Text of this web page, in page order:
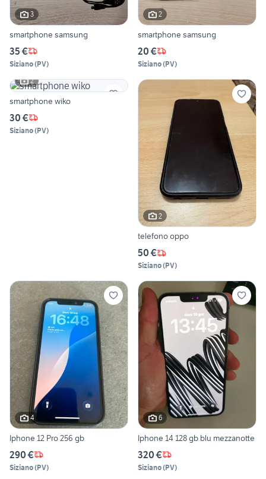
3
smartphone samsung
35 €
Siziano(PV)
2
smartphone samsung
20 €
Siziano(PV)
2
smartphone wiko
30 €
Siziano(PV)
2
telefono oppo
50 €
Siziano(PV)
4
Iphone 12 Pro 256 gb
290 €
Siziano(PV)
6
Iphone 14 128 gb blu mezzanotte
320 €
Siziano(PV)